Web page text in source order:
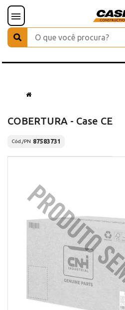
COBERTURA - Case CE
Cód./PN 87583731